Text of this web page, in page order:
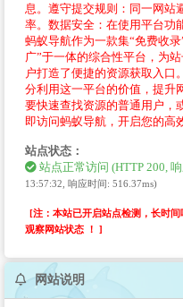
息。遵守提交规则：同一网站
率。数据安全：在使用平台功
蚂蚁导航作为一款集“免费收
广”于一体的综合性平台，为
户打造了便捷的资源获取入口
分利用这一平台的价值，提升
要快速查找资源的普通用户，
即访问蚂蚁导航，开启您的高
站点状态：
站点正常访问 (HTTP 200,
13:57:32, 响应时间: 516.37ms)
[注：本站已开启站点检测，长时
观察网站状态 ！ ]
网站说明